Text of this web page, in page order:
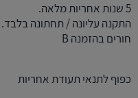
5 שנות אחריות מלאה.
התקנה עליונה / תחתונה בלבד.
חורים בהזמנה B
כפוף לתנאי תעודת אחריות